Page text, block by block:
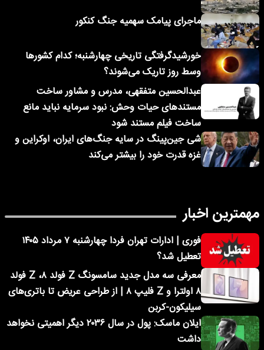
ماجرای پیامک‌ سهمیه جنگ کنکور
خورشیدگرفتگی تاریخی چهارشنبه؛ کدام کشورها
وسط روز تاریک می‌شوند؟
عبدالحسین متفقهی، مدرس و مشاور ساخت
مستندهای حیات وحش: نبود سرمایه نباید مانع
ساخت فیلم مستند شود
شی جین‌پینگ در سایه جنگ‌های ایران، اوکراین و
غزه قدرت خود را بیشتر می‌کند
مهمترین اخبار
فوری | ادارات تهران فردا چهارشنبه ۷ مرداد ۱۴۰۵
تعطیل شد؟
معرفی سه مدل جدید سامسونگ Z فولد ۸، Z فولد
۸ اولترا و Z فلیپ ۸ | از طراحی عریض تا باتری‌های
سیلیکون-کربن
ایلان ماسک: پول در سال ۲۰۳۶ دیگر اهمیتی نخواهد
داشت